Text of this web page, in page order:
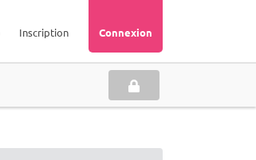
Connexion
Inscription